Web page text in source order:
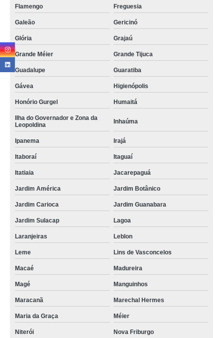
Flamengo Freguesia
Galeão Gericinó
Glória Grajaú
Grande Méier Grande Tijuca
Guadalupe Guaratiba
Gávea Higienópolis
Honório Gurgel Humaitá
Ilha do Governador e Zona da
Leopoldina
Inhaúma
Ipanema Irajá
Itaboraí Itaguaí
Itatiaia Jacarepaguá
Jardim América Jardim Botânico
Jardim Carioca Jardim Guanabara
Jardim Sulacap Lagoa
Laranjeiras Leblon
Leme Lins de Vasconcelos
Macaé Madureira
Magé Manguinhos
Maracanã Marechal Hermes
Maria da Graça Méier
Niterói Nova Friburgo